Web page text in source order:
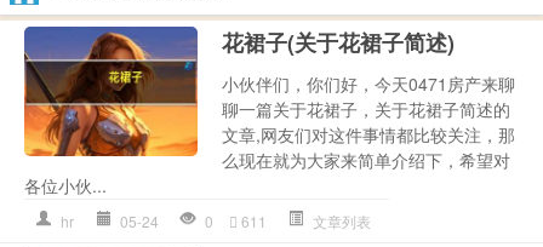
花裙子(关于花裙子简述)
小伙伴们，你们好，今天0471房产来聊
聊一篇关于花裙子，关于花裙子简述的
文章,网友们对这件事情都比较关注，那
么现在就为大家来简单介绍下，希望对
各位小伙...
hr 05-24 0 611 文章列表